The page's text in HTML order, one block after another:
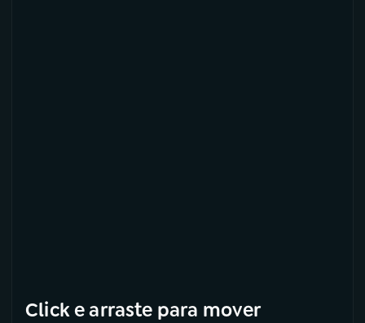
Click e arraste para mover